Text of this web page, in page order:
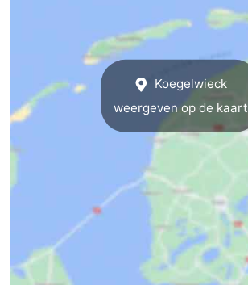
Speeltuinen
Minigolfbanen
Wellness
Sporten
-
Koegelwieck
weergeven op de kaart